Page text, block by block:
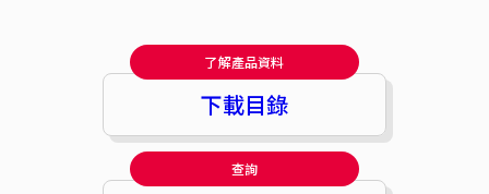
了解產品資料
下載目錄
查詢